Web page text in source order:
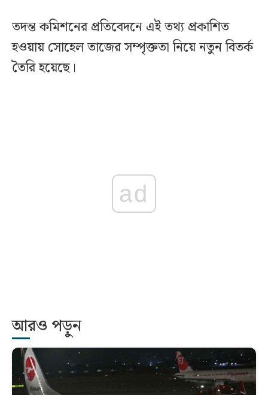
তদন্ত কমিশনের প্রতিবেদনে এই তথ্য প্রকাশিত
হওয়ায় সোহেল তাজের সম্পৃক্ততা নিয়ে নতুন বিতর্ক
তৈরি হয়েছে।
ad
আরও পড়ুন